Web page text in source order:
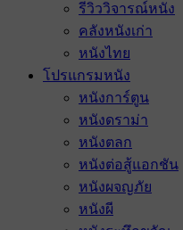
รีวิววิจารณ์หนัง
คลังหนังเก่า
หนังไทย
โปรแกรมหนัง
หนังการ์ตูน
หนังดราม่า
หนังตลก
หนังต่อสู้แอกชัน
หนังผจญภัย
หนังผี